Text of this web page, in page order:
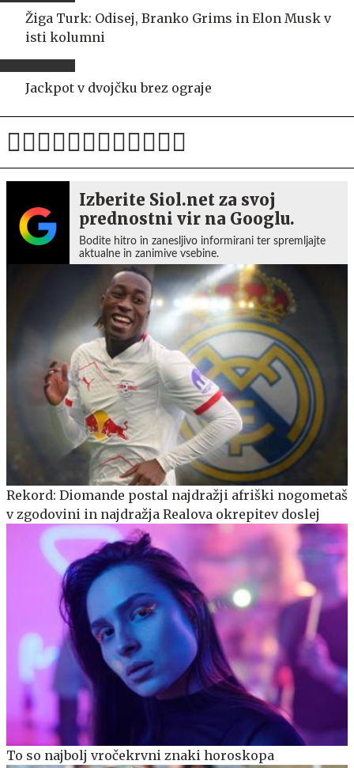
Žiga Turk: Odisej, Branko Grims in Elon Musk v
isti kolumni
Jackpot v dvojčku brez ograje
Izberite Siol.net za svoj
prednostni vir na Googlu.
Bodite hitro in zanesljivo informirani ter spremljajte
aktualne in zanimive vsebine.
Rekord: Diomande postal najdražji afriški nogometaš
v zgodovini in najdražja Realova okrepitev doslej
To so najbolj vročekrvni znaki horoskopa